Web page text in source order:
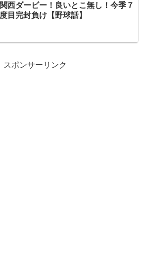
関西ダービー！良いとこ無し！今季７
度目完封負け【野球話】
スポンサーリンク